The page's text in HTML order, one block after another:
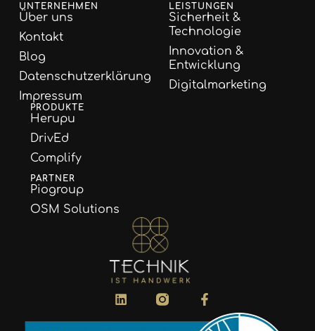
UNTERNEHMEN
Über uns
Kontakt
Blog
Datenschutzerklärung
Impressum
LEISTUNGEN
Sicherheit &
Technologie
Innovation &
Entwicklung
Digitalmarketing
PRODUKTE
Herupu
DrivEd
Complify
PARTNER
Piogroup
OSM Solutions